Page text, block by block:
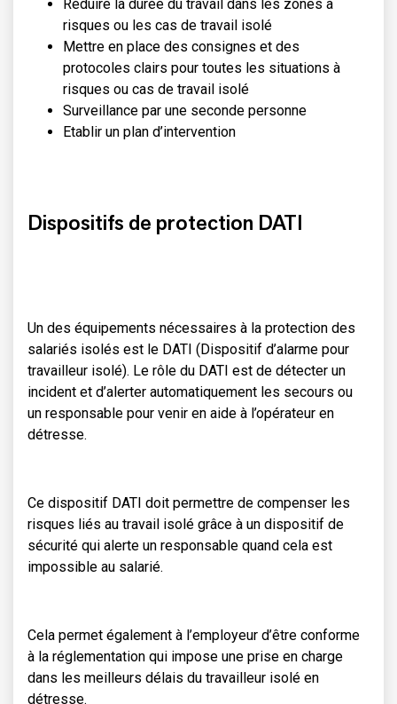
Réduire la durée du travail dans les zones à
risques ou les cas de travail isolé
Mettre en place des consignes et des
protocoles clairs pour toutes les situations à
risques ou cas de travail isolé
Surveillance par une seconde personne
Etablir un plan d’intervention
Dispositifs de protection DATI
Un des équipements nécessaires à la protection des
salariés isolés est le DATI (Dispositif d’alarme pour
travailleur isolé). Le rôle du DATI est de détecter un
incident et d’alerter automatiquement les secours ou
un responsable pour venir en aide à l’opérateur en
détresse.
Ce dispositif DATI doit permettre de compenser les
risques liés au travail isolé grâce à un dispositif de
sécurité qui alerte un responsable quand cela est
impossible au salarié.
Cela permet également à l’employeur d’être conforme
à la réglementation qui impose une prise en charge
dans les meilleurs délais du travailleur isolé en
détresse.